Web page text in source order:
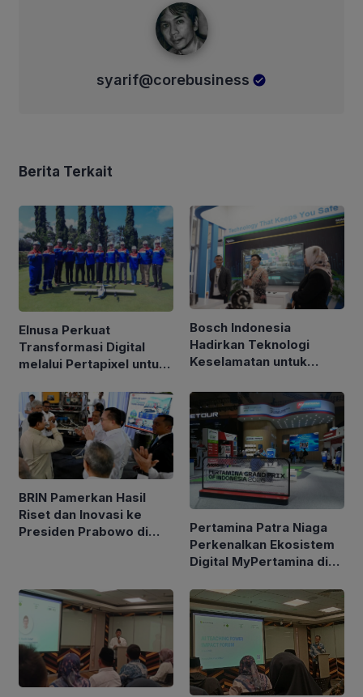
syarif@corebusiness
Berita Terkait
Elnusa Perkuat
Transformasi Digital
melalui Pertapixel untuk
Aset Berbasis Data
Bosch Indonesia
Hadirkan Teknologi
Keselamatan untuk
BRIN Pamerkan Hasil
Riset dan Inovasi ke
Presiden Prabowo di
Pertamina Patra Niaga
Perkenalkan Ekosistem
Digital MyPertamina di